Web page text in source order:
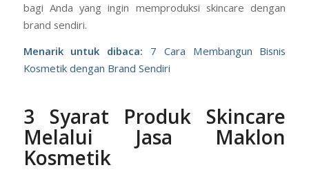
bagi Anda yang ingin memproduksi skincare dengan
brand sendiri.
Menarik untuk dibaca:
7 Cara Membangun Bisnis
Kosmetik dengan Brand Sendiri
3 Syarat Produk Skincare
Melalui Jasa Maklon
Kosmetik